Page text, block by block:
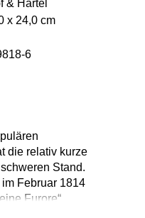
& Härtel
x 24,0 cm
6
die relativ kurze
Stand.
Februar 1814
Furore“
sie auf